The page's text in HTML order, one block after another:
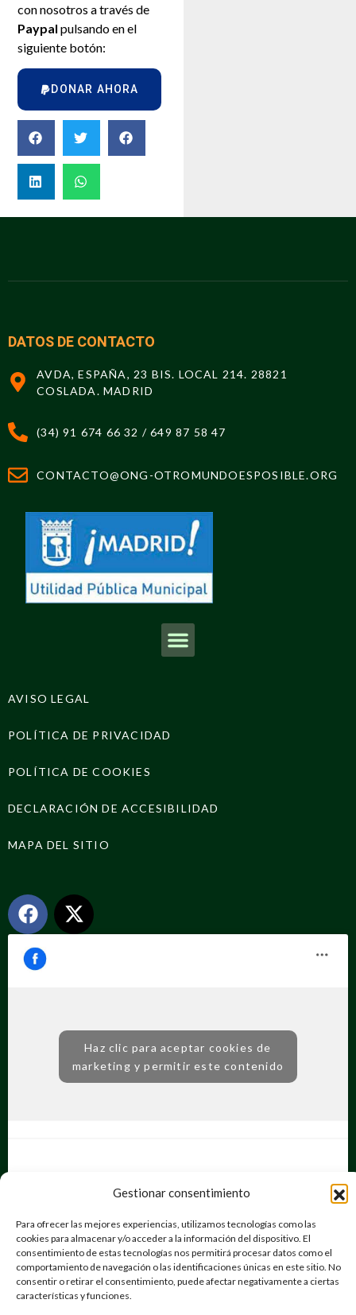
Gestionar consentimiento
Para ofrecer las mejores experiencias, utilizamos tecnologías como las
cookies para almacenar y/o acceder a la información del dispositivo. El
consentimiento de estas tecnologías nos permitirá procesar datos como el
comportamiento de navegación o las identificaciones únicas en este sitio. No
consentir o retirar el consentimiento, puede afectar negativamente a ciertas
características y funciones.
con nosotros a través de
Paypal pulsando en el
siguiente botón:
DONAR AHORA
DATOS DE CONTACTO
AVDA, ESPAÑA, 23 BIS. LOCAL 214. 28821
COSLADA. MADRID
(34) 91 674 66 32 / 649 87 58 47
CONTACTO@ONG-OTROMUNDOESPOSIBLE.ORG
AVISO LEGAL
POLÍTICA DE PRIVACIDAD
POLÍTICA DE COOKIES
DECLARACIÓN DE ACCESIBILIDAD
MAPA DEL SITIO
Haz clic para aceptar cookies de
marketing y permitir este contenido
Ongotromundoesposible |Desarrollado porVortex Dimensión Digital